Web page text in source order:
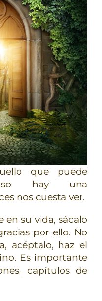
que puede
hay una
nos cuesta ver.
en su vida, sácalo
por ello. No
acéptalo, haz el
Es importante
capítulos de